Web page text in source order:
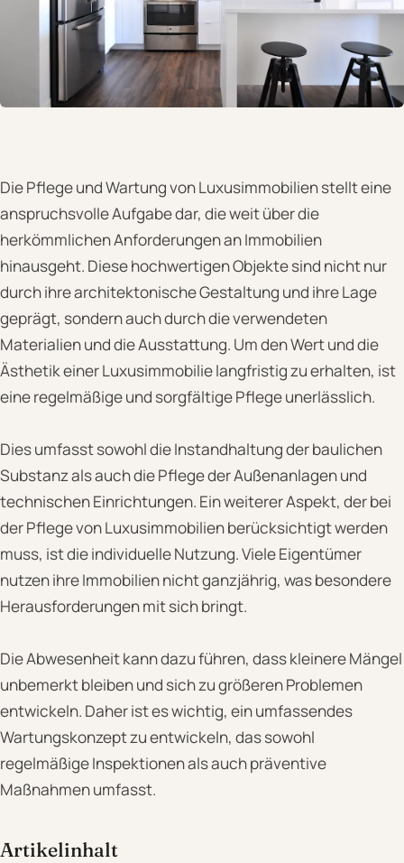
Die Pflege und Wartung von Luxusimmobilien stellt eine
anspruchsvolle Aufgabe dar, die weit über die
herkömmlichen Anforderungen an Immobilien
hinausgeht. Diese hochwertigen Objekte sind nicht nur
durch ihre architektonische Gestaltung und ihre Lage
geprägt, sondern auch durch die verwendeten
Materialien und die Ausstattung. Um den Wert und die
Ästhetik einer Luxusimmobilie langfristig zu erhalten, ist
eine regelmäßige und sorgfältige Pflege unerlässlich.
Dies umfasst sowohl die Instandhaltung der baulichen
Substanz als auch die Pflege der Außenanlagen und
technischen Einrichtungen. Ein weiterer Aspekt, der bei
der Pflege von Luxusimmobilien berücksichtigt werden
muss, ist die individuelle Nutzung. Viele Eigentümer
nutzen ihre Immobilien nicht ganzjährig, was besondere
Herausforderungen mit sich bringt.
Die Abwesenheit kann dazu führen, dass kleinere Mängel
unbemerkt bleiben und sich zu größeren Problemen
entwickeln. Daher ist es wichtig, ein umfassendes
Wartungskonzept zu entwickeln, das sowohl
regelmäßige Inspektionen als auch präventive
Maßnahmen umfasst.
Artikelinhalt